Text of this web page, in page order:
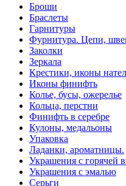
Броши
Браслеты
Гарнитуры
Фурнитура. Цепи,
Заколки
Зеркала
Крестики, иконы
Иконы финифть
Колье, бусы, ожерелье
Кольца, перстни
Финифть в серебре
Кулоны, медальоны
Упаковка
Ладанки, ароматницы.
Украшения с горячей
Украшения с эмалью
Серьги